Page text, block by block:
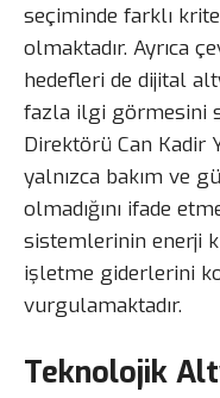
seçiminde farklı
olmaktadır. Ayrıca
hedefleri de dijital
fazla ilgi görmesini
Direktörü Can Kadir
yalnızca bakım ve
olmadığını ifade
sistemlerinin enerji
işletme giderlerini
vurgulamaktadır.
Teknolojik